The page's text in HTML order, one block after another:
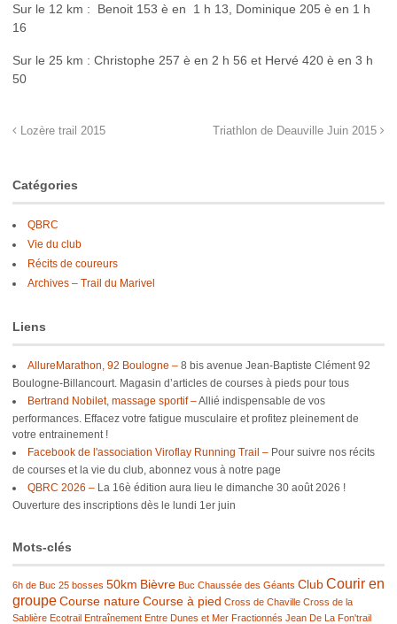
Sur le 12 km : Benoit 153 è en 1 h 13, Dominique 205 è en 1 h
16
Sur le 25 km : Christophe 257 è en 2 h 56 et Hervé 420 è en 3 h
50
Lozère trail 2015 Triathlon de Deauville Juin 2015
Catégories
QBRC
Vie du club
Récits de coureurs
Archives – Trail du Marivel
Liens
AllureMarathon, 92 Boulogne – 8 bis avenue Jean-Baptiste Clément 92
Boulogne-Billancourt. Magasin d’articles de courses à pieds pour tous
Bertrand Nobilet, massage sportif –Allié indispensable de vos
performances. Effacez votre fatigue musculaire et profitez pleinement de
votre entrainement !
Facebook de l'association Viroflay Running Trail – Pour suivre nos récits
de courses et la vie du club, abonnez vous à notre page
QBRC 2026 – La 16è édition aura lieu le dimanche 30 août 2026 !
Ouverture des inscriptions dès le lundi 1er juin
Mots-clés
6h de Buc 25 bosses 50km Bièvre Buc Chaussée des Géants ClubCourir en
groupeCourse natureCourse à pied Cross de Chaville Cross de la
Sablière Ecotrail Entraînement Entre Dunes et Mer Fractionnés Jean De La Fon'trail